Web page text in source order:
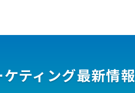
ティング最新情報